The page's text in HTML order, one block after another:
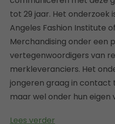
tot 29 jaar. Het onderzoek
Angeles Fashion Institute
Merchandising onder een
vertegenwoordigers van
merkleveranciers. Het
jongeren graag in
maar wel onder hun eigen
Lees verder